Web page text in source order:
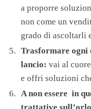
a proporre
non come un
grado di ascoltarli
Trasformare ogni
lancio: vai al
e offri soluzioni
A non essere in